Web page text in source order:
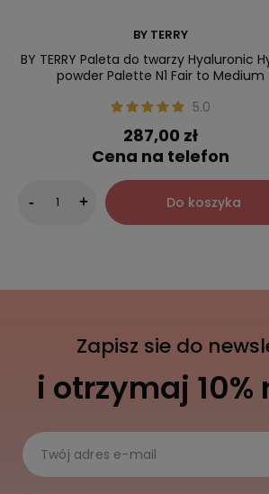
BY TERRY
BY TERRY Paleta do twarzy Hyaluronic
powder Palette N1 Fair to Medium
5.0
287,00 zł
Cena na telefon
- + Do koszyka
Zapisz sie do
i otrzymaj
Twój adres e-mail